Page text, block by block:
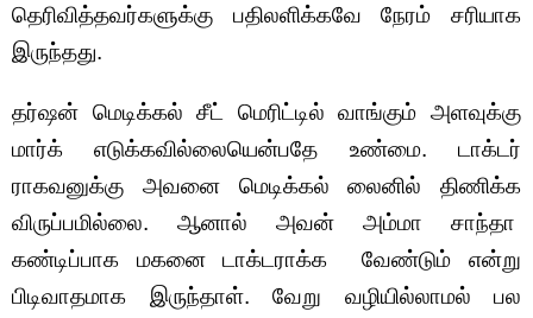
தெரிவித்தவர்களுக்கு பதிலளிக்கவே நேரம் சரியாக
இருந்தது.
தர்ஷன் மெடிக்கல் சீட் மெரிட்டில் வாங்கும் அளவுக்கு
மார்க் எடுக்கவில்லையென்பதே உண்மை. டாக்டர்
ராகவனுக்கு அவனை மெடிக்கல் லைனில் திணிக்க
விருப்பமில்லை. ஆனால் அவன் அம்மா சாந்தா
கண்டிப்பாக மகனை டாக்டராக்க வேண்டும் என்று
பிடிவாதமாக இருந்தாள். வேறு வழியில்லாமல் பல